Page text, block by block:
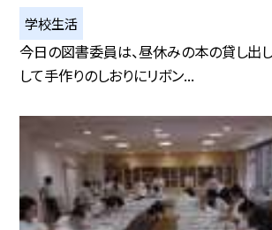
学校生活
今日の図書委員は、昼休みの本の貸し出し
して手作りのしおりにリボン...